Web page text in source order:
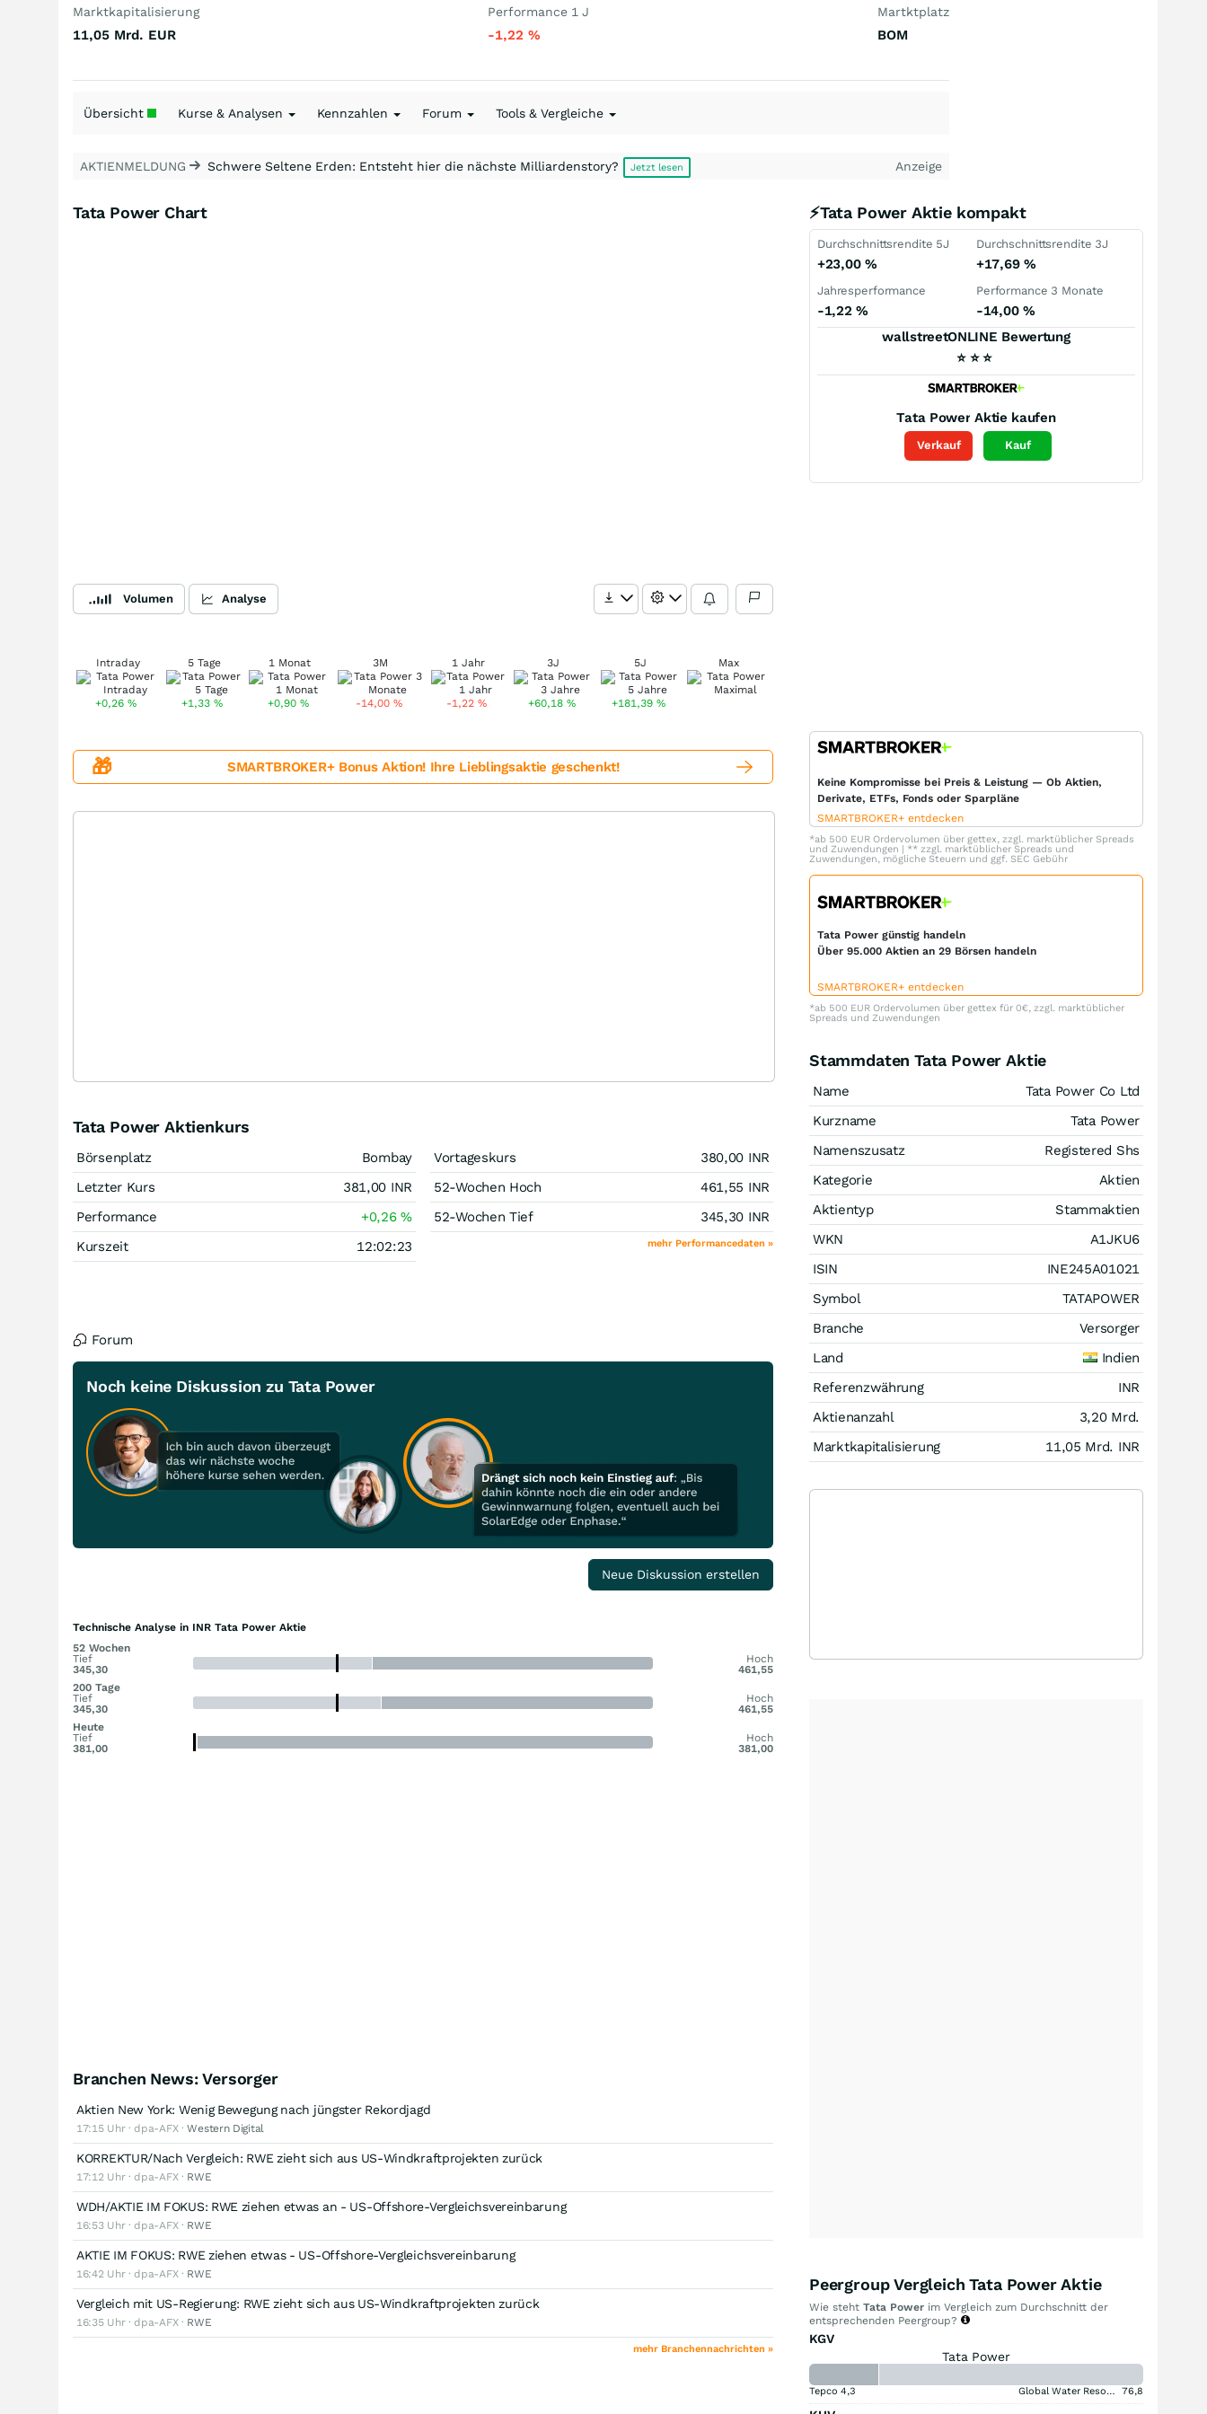
Marktkapitalisierung
11,05 Mrd. EUR
Performance 1 J
-1,22 %
Martktplatz
BOM
Übersicht Kurse & Analysen Kennzahlen Forum Tools & Vergleiche
AKTIENMELDUNG Schwere Seltene Erden: Entsteht hier die nächste Milliardenstory? Jetzt lesen Anzeige
Tata Power Chart
Volumen Analyse
Intraday
+0,26%
5 Tage
+1,33%
1 Monat
+0,90 %
3M
-14,00 %
1 Jahr
-1,22%
3J
+60,18 %
5J
+181,39%
Max
⚡Tata Power Aktie kompakt
Durchschnittsrendite 5J
+23,00 %
Durchschnittsrendite 3J
+17,69 %
Jahresperformance
-1,22%
Performance 3 Monate
-14,00 %
wallstreetONLINE Bewertung
⭐ ⭐ ⭐
Tata Power Aktie kaufen
Verkauf Kauf
🎁 SMARTBROKER+ Bonus Aktion! Ihre Lieblingsaktie geschenkt!
Tata Power Aktienkurs
Börsenplatz
Bombay
Letzter Kurs
381,00 INR
Performance
+0,26%
Kurszeit
12:02:23
Vortageskurs 380,00 INR
52-Wochen Hoch
461,55 INR
52-Wochen Tief
345,30 INR
mehr Performancedaten »
Forum
Noch keine Diskussion zu Tata Power
Neue Diskussion erstellen
Technische Analyse in INR Tata Power Aktie
52 Wochen
Tief
345,30
Hoch
461,55
200 Tage
Tief
345,30
Hoch
461,55
Heute
Tief
381,00
Hoch
381,00
Branchen News: Versorger
Aktien New York: Wenig Bewegung nach jüngster Rekordjagd
17:15 Uhr · dpa-AFX ·Western Digital
KORREKTUR/Nach Vergleich: RWE zieht sich aus US-Windkraftprojekten zurück
17:12 Uhr · dpa-AFX · RWE
WDH/AKTIE IM FOKUS: RWE ziehen etwas an - US-Offshore-Vergleichsvereinbarung
16:53 Uhr · dpa-AFX · RWE
AKTIE IM FOKUS: RWE ziehen etwas - US-Offshore-Vergleichsvereinbarung
16:42 Uhr · dpa-AFX · RWE
Vergleich mit US-Regierung: RWE zieht sich aus US-Windkraftprojekten zurück
16:35 Uhr · dpa-AFX · RWE
mehr Branchennachrichten »
Keine Kompromisse bei Preis & Leistung — Ob Aktien,
Derivate, ETFs, Fonds oder Sparpläne
SMARTBROKER+ entdecken
*ab 500 EUR Ordervolumen über gettex, zzgl. marktüblicher Spreads
und Zuwendungen | ** zzgl. marktüblicher Spreads und
Zuwendungen, mögliche Steuern und ggf. SEC Gebühr
Tata Power günstig handeln
Über 95.000 Aktien an 29 Börsen handeln
SMARTBROKER+ entdecken
*ab 500 EUR Ordervolumen über gettex für 0€, zzgl. marktüblicher
Spreads und Zuwendungen
Stammdaten Tata Power Aktie
Name
Tata Power Co Ltd
Kurzname
Tata Power
Namenszusatz
Registered Shs
Kategorie
Aktien
Aktientyp
Stammaktien
WKN
A1JKU6
ISIN
INE245A01021
Symbol
TATAPOWER
Branche
Versorger
Land
Indien
Referenzwährung
INR
Aktienanzahl
3,20 Mrd.
Marktkapitalisierung
11,05 Mrd. INR
Peergroup Vergleich Tata Power Aktie
Wie steht Tata Power im Vergleich zum Durchschnitt der
entsprechenden Peergroup?
KGV
Tata Power
Tepco 4,3 Global Water Resources 76,8